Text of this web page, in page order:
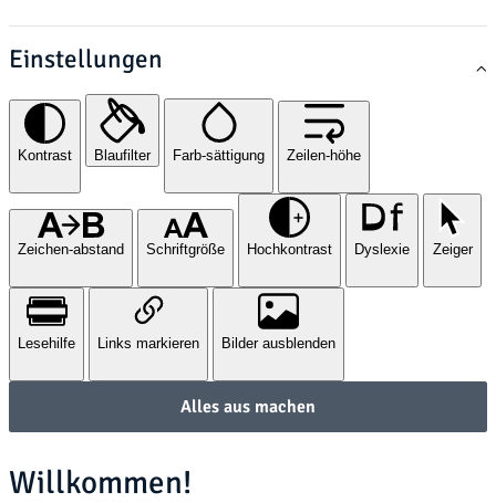
Einstellungen
Kontrast Blaufilter Farb-sättigung Zeilen-höhe
Zeichen-abstand Schriftgröße Hochkontrast Dyslexie Zeiger
Lesehilfe Links markieren Bilder ausblenden
Alles aus machen
Willkommen!